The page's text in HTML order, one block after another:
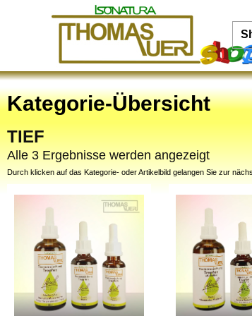
Kategorie-Übersicht
TIEF
Alle 3 Ergebnisse werden angezeigt
Durch klicken auf das Kategorie- oder Artikelbild gelangen Sie zur